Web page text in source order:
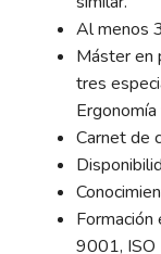
Al menos
Máster en
tres
Carnet de
9001,